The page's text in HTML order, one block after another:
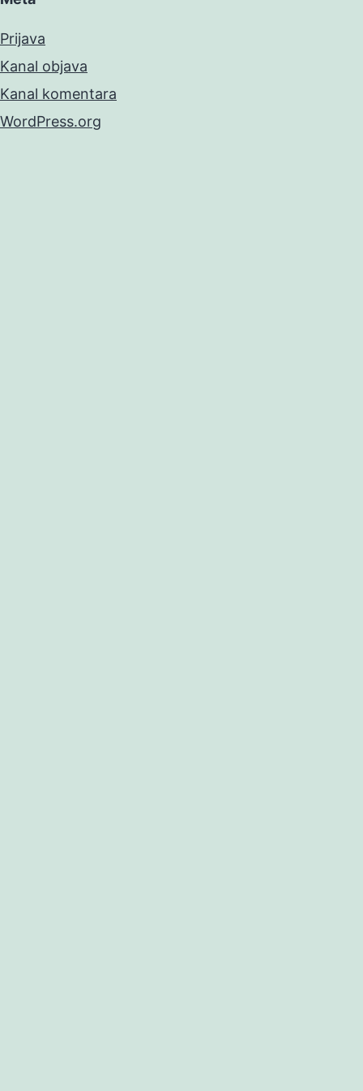
Prijava
Kanal objava
Kanal komentara
WordPress.org